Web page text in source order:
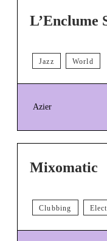
L’Enclume
Jazz World
Azier
Mixomatic
Clubbing